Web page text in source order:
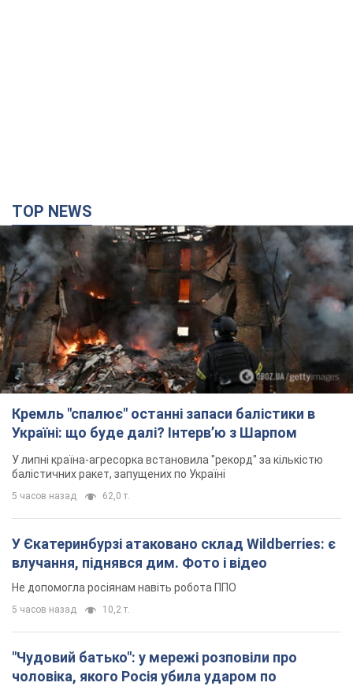
TOP NEWS
Кремль "спалює" останні запаси балістики в
Україні: що буде далі? Інтерв’ю з Шарпом
У липні країна-агресорка встановила "рекорд" за кількістю
балістичних ракет, запущених по Україні
5 часов назад 62,0 т.
У Єкатеринбурзі атаковано склад Wildberries: є
влучання, піднявся дим. Фото і відео
Не допомогла росіянам навіть робота ППО
5 часов назад 10,2 т.
"Чудовий батько": у мережі розповіли про
чоловіка, якого Росія убила ударом по